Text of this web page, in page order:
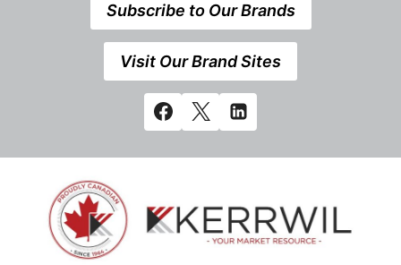
Subscribe to Our Brands
Visit Our Brand Sites